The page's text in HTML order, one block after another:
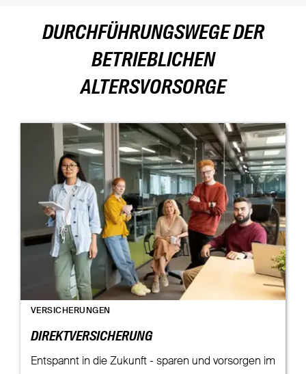
DURCHFÜHRUNGSWEGE DER
BETRIEBLICHEN
ALTERSVORSORGE
VERSICHERUNGEN
DIREKTVERSICHERUNG
Entspannt in die Zukunft - sparen und vorsorgen im